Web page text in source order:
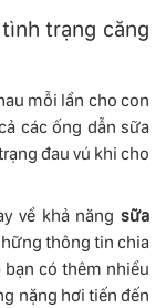
trạng căng
mỗi lần cho con
các ống dẫn sữa
đau vú khi cho
về khả năng sữa
thông tin chia
bạn có thêm nhiều
nặng hơi tiến đến